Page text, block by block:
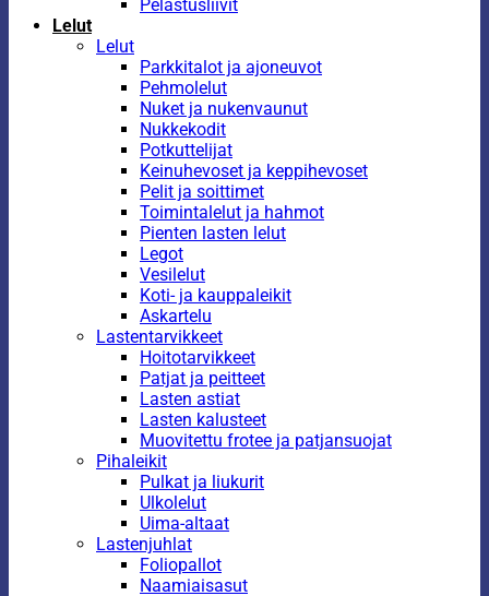
Pelastusliivit
Lelut
Lelut
Parkkitalot ja ajoneuvot
Pehmolelut
Nuket ja nukenvaunut
Nukkekodit
Potkuttelijat
Keinuhevoset ja keppihevoset
Pelit ja soittimet
Toimintalelut ja hahmot
Pienten lasten lelut
Legot
Vesilelut
Koti- ja kauppaleikit
Askartelu
Lastentarvikkeet
Hoitotarvikkeet
Patjat ja peitteet
Lasten astiat
Lasten kalusteet
Muovitettu frotee ja patjansuojat
Pihaleikit
Pulkat ja liukurit
Ulkolelut
Uima-altaat
Lastenjuhlat
Foliopallot
Naamiaisasut